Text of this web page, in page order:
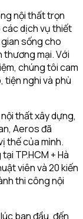
nội thất trọn
các dịch vụ thiết
sống cho
mại. Với
chúng tôi cam
tiện nghi và phù
thất xây dựng,
Aeros đã
thế của mình.
TP.HCM + Hà
viên và 20 kiến
thi công nội
ban đầu, đến